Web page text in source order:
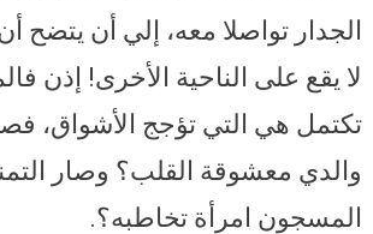
الجدار تواصلا معه، إلي أن يتضح
لا يقع على الناحية الأخرى! إذن
تكتمل هي التي تؤجج الأشواق،
والدي معشوقة القلب؟ وصار
المسجون امرأة تخاطبه؟.